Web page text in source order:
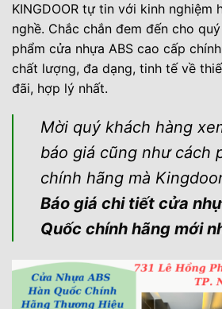
KINGDOOR tự tin với kinh nghiệm
nghề. Chắc chắn đem đến cho
phẩm cửa nhựa ABS cao cấp
chất lượng, đa dạng, tinh tế về
đãi, hợp lý nhất.
Mời quý khách hàng
báo giá cũng như cách
chính hãng mà
Báo giá chi tiết cửa
Quốc chính hãng mới